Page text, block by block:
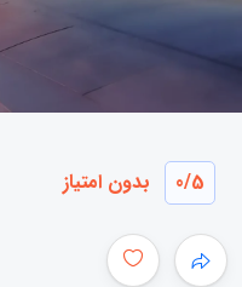
0/5 بدون امتیاز